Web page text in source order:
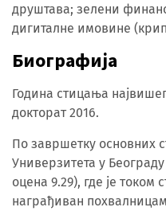
друштава; зелени
дигиталне имовине
Биографија
Година стицања
докторат 2016.
По завршетку основних
Универзитета у
оцена 9.29), где је током
награђиван